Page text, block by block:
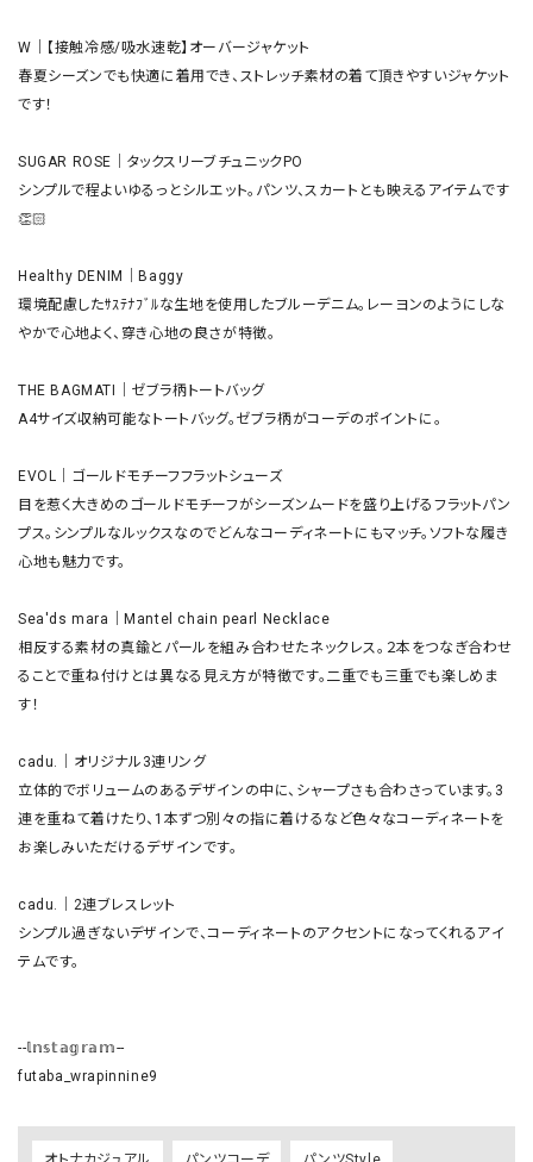
W｜【接触冷感/吸水速乾】オーバージャケット
春夏シーズンでも快適に着用でき、ストレッチ素材の着て頂きやすいジャケット
です！
SUGAR ROSE｜タックスリーブチュニックPO
シンプルで程よいゆるっとシルエット。パンツ、スカートとも映えるアイテムです
👏🏻
Healthy DENIM｜Baggy
環境配慮したｻｽﾃﾅﾌﾞﾙな生地を使用したブルーデニム。レーヨンのようにしな
やかで心地よく、穿き心地の良さが特徴。
THE BAGMATI｜ゼブラ柄トートバッグ
A4サイズ収納可能なトートバッグ。ゼブラ柄がコーデのポイントに。
EVOL｜ゴールドモチーフフラットシューズ
目を惹く大きめのゴールドモチーフがシーズンムードを盛り上げるフラットパン
プス。シンプルなルックスなのでどんなコーディネートにもマッチ。ソフトな履き
心地も魅力です。
Sea'ds mara｜Mantel chain pearl Necklace
相反する素材の真鍮とパールを組み合わせたネックレス。２本をつなぎ合わせ
ることで重ね付けとは異なる見え方が特徴です。二重でも三重でも楽しめま
す！
cadu.｜オリジナル3連リング
立体的でボリュームのあるデザインの中に、シャープさも合わさっています。3
連を重ねて着けたり、1本ずつ別々の指に着けるなど色々なコーディネートを
お楽しみいただけるデザインです。
cadu.｜2連ブレスレット
シンプル過ぎないデザインで、コーディネートのアクセントになってくれるアイ
テムです。
--𝕝𝕟𝕤𝕥𝕒𝕘𝕣𝕒𝕞--
futaba_wrapinnine9